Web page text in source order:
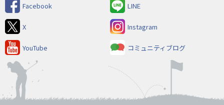
Facebook LINE
X Instagram
YouTube コミュニティブログ